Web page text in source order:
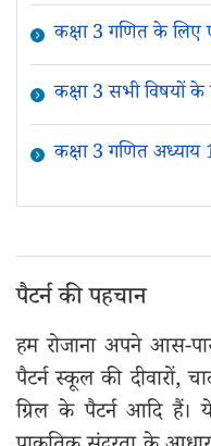
कक्षा 3 गणित के लिए
कक्षा 3 सभी विषयों
कक्षा 3 गणित अध्याय
पैटर्न की पहचान
हम रोजाना अपने आस-
पैटर्न स्कूल की दीवारों,
ग्रिल के पैटर्न आदि हैं।